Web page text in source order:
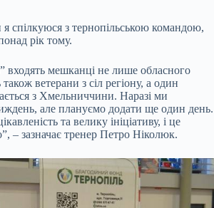
спілкуюся з тернопільською командою,
рік тому.
входять мешканці не лише обласного
ветерани з сіл регіону, а один
з Хмельниччини. Наразі ми
але плануємо додати ще один день.
та велику ініціативу, і це
– зазначає тренер Петро Ніколюк.